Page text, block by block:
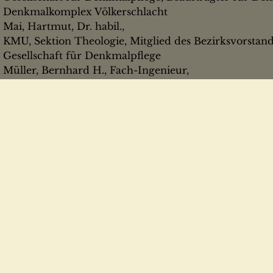
Denkmalkomplex Völkerschlacht
Mai, Hartmut, Dr. habil.,
KMU, Sektion Theologie, Mitglied des
Gesellschaft für Denkmalpflege
Müller, Bernhard H., Fach-Ingenieur,